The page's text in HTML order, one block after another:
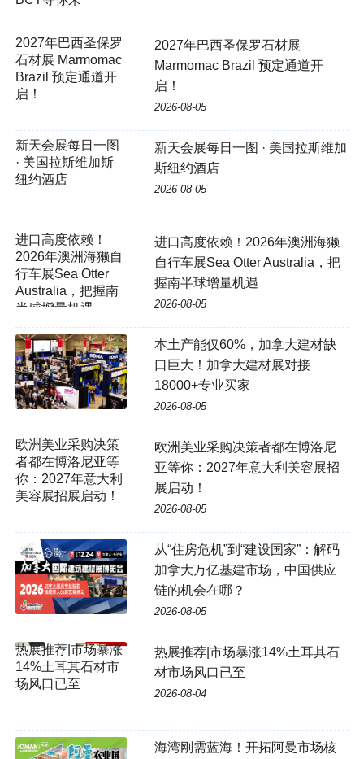
2027年巴西圣保罗
石材展 Marmomac
Brazil 预定通道开
启！
2027年巴西圣保罗石材展
Marmomac Brazil 预定通道开
启！
2026-08-05
新天会展每日一图 · 美国拉斯维加
斯纽约酒店
2026-08-05
进口高度依赖！2026年澳洲海獭
自行车展Sea Otter Australia，把
握南半球增量机遇
2026-08-05
本土产能仅60%，加拿大建材缺
口巨大！加拿大建材展对接
18000+专业买家
2026-08-05
欧洲美业采购决策
者都在博洛尼亚等
你：2027年意大利
美容展招展启动！
欧洲美业采购决策者都在博洛尼
亚等你：2027年意大利美容展招
展启动！
2026-08-05
从“住房危机”到“建设国家”：解码
加拿大万亿基建市场，中国供应
链的机会在哪？
2026-08-05
热展推荐|市场暴涨14%土耳其石
材市场风口已至
2026-08-04
海湾刚需蓝海！开拓阿曼市场核